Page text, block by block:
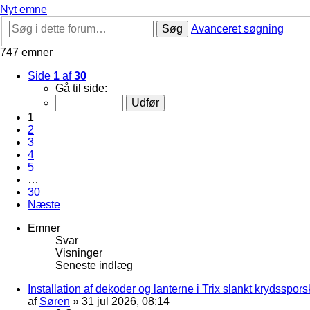
Nyt emne
Søg
Avanceret søgning
747 emner
Side 1 af30
Gå til side:
1
2
3
4
5
…
30
Næste
Emner
Svar
Visninger
Seneste indlæg
Installation af dekoder og lanterne i Trix slankt
af Søren » 31 jul 2026, 08:14